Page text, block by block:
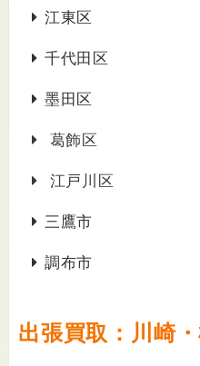
江東区
千代田区
墨田区
葛飾区
江戸川区
三鷹市
調布市
出張買取：川崎